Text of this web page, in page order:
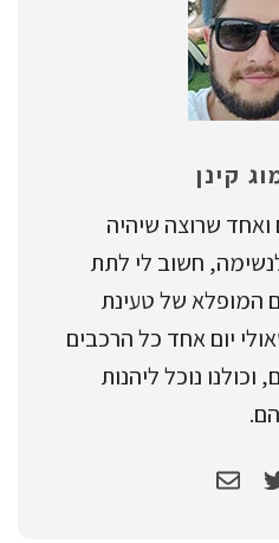
קינן
שרוצה שיהיה
לנשימה, חשוב לי לתת
המופלא של טעינת
יום אחד כל הרכבים
נוכל ליהנות